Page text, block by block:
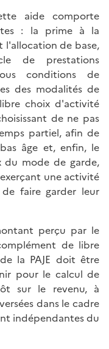
aide comporte
: la prime à la
l'allocation de base,
de prestations
conditions de
des modalités de
choix d'activité
de ne pas
partiel, afin de
âge et, enfin, le
mode de garde,
une activité
de faire garder leur
perçu par le
de libre
la PAJE doit être
pour le calcul de
sur le revenu, à
dans le cadre
indépendantes du